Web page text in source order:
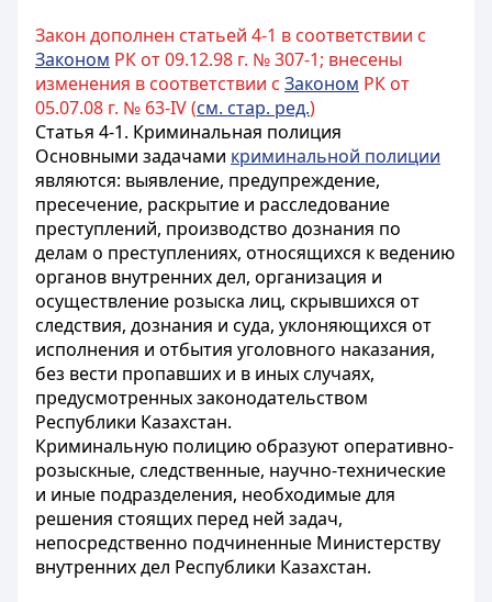
Закон дополнен статьей 4-1 в соответствии с
Законом РК от 09.12.98 г. № 307-1; внесены
изменения в соответствии с Законом РК от
05.07.08 г. № 63-IV (см. стар. ред.)
Статья 4-1. Криминальная полиция
Основными задачами криминальной полиции
являются: выявление, предупреждение,
пресечение, раскрытие и расследование
преступлений, производство дознания по
делам о преступлениях, относящихся к ведению
органов внутренних дел, организация и
осуществление розыска лиц, скрывшихся от
следствия, дознания и суда, уклоняющихся от
исполнения и отбытия уголовного наказания,
без вести пропавших и в иных случаях,
предусмотренных законодательством
Республики Казахстан.
Криминальную полицию образуют оперативно-
розыскные, следственные, научно-технические
и иные подразделения, необходимые для
решения стоящих перед ней задач,
непосредственно подчиненные Министерству
внутренних дел Республики Казахстан.